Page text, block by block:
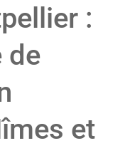
:
de
et